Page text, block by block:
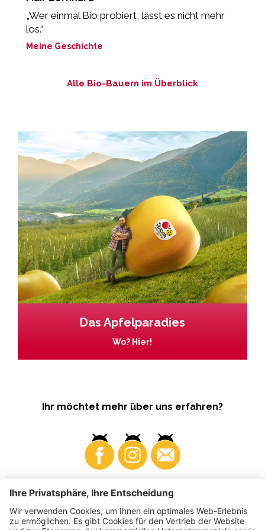
„Wer einmal Bio probiert, lässt es nicht mehr
los.“
Meine Geschichte
Alle Bio-Bauern im Überblick
Das Apfelparadies
Wo? Hier!
Ihr möchtet mehr über uns erfahren?
Business Produzenten